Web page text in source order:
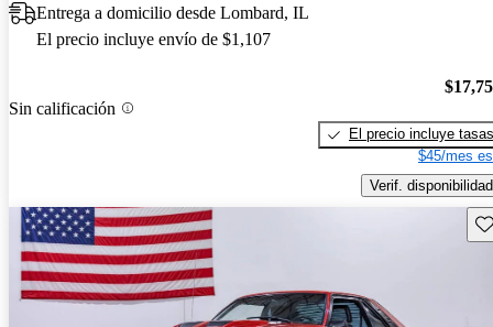
Entrega a domicilio desde Lombard, IL
El precio incluye envío de $1,107
Sin calificación
El precio incluye tasas
$45/mes
Verif. disponibilidad